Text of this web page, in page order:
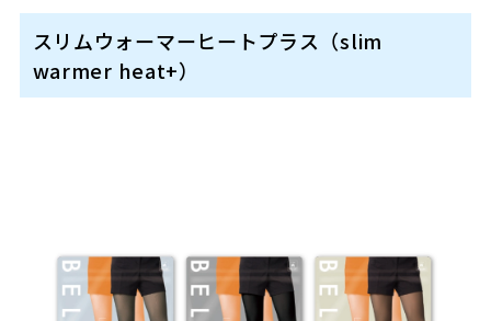
スリムウォーマーヒートプラス（slim
warmer heat+）